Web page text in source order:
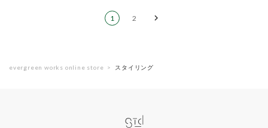
1 2
evergreen works online store スタイリング